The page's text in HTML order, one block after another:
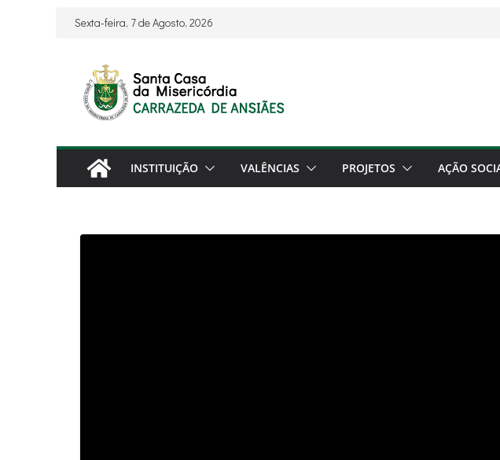
SkipSexta-feira, 7 de Agosto, 2026
INSTITUIÇÃO VALÊNCIAS PROJETOS AÇÃO